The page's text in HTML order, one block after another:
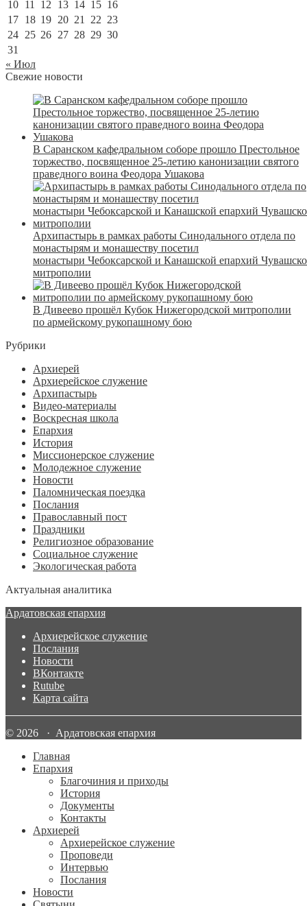
10 11 12 13 14 15 16
17 18 19 20 21 22 23
24 25 26 27 28 29 30
31
« Июл
Свежие новости
В Саранском кафедральном соборе прошло Престольное
торжество, посвященное 25-летию канонизации святого
праведного воина Феодора Ушакова
Архипастырь в рамках работы Синодального отдела по
монастырям и монашеству посетил
монастыри Чебоксарской и Канашской епархий
митрополии
В Дивеево прошёл Кубок Нижегородской митрополии
по армейскому рукопашному бою
Рубрики
Архиерей
Архиерейское служение
Архипастырь
Видео-материалы
Воскресная школа
Епархия
История
Миссионерское служение
Молодежное служение
Новости
Паломническая поездка
Послания
Православный пост
Праздники
Религиозное образование
Социальное служение
Экологическая работа
Актуальная аналитика
Ардатовская епархия
Архиерейское служение
Послания
Новости
ВКонтакте
Rutube
Карта сайта
© 2026 · Ардатовская епархия
Главная
Епархия
Благочиния и приходы
История
Документы
Контакты
Архиерей
Архиерейское служение
Проповеди
Интервью
Послания
Новости